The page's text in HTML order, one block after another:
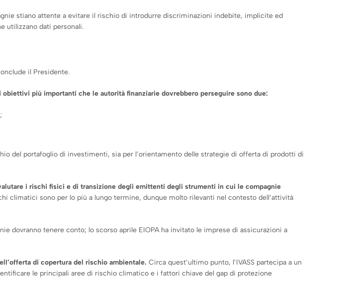
stiano attente a evitare il rischio di introdurre discriminazioni indebite, implicite ed
utilizzano dati personali.
il Presidente.
obiettivi più importanti che le autorità finanziarie dovrebbero perseguire sono due:
del portafoglio di investimenti, sia per l’orientamento delle strategie di offerta di prodotti di
i rischi fisici e di transizione degli emittenti degli strumenti in cui le compagnie
climatici sono per lo più a lungo termine, dunque molto rilevanti nel contesto dell’attività
dovranno tenere conto; lo scorso aprile EIOPA ha invitato le imprese di assicurazioni a
di copertura del rischio ambientale. Circa quest’ultimo punto, l’IVASS partecipa a un
le principali aree di rischio climatico e i fattori chiave del gap di protezione